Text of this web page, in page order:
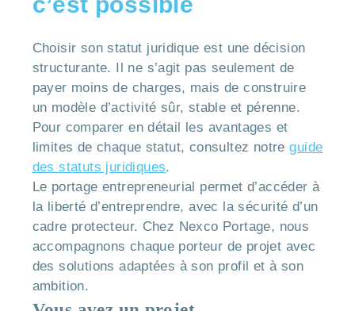
Choisir son statut juridique est une décision
structurante. Il ne s’agit pas seulement de
payer moins de charges, mais de construire
un modèle d’activité sûr, stable et pérenne.
Pour comparer en détail les avantages et
limites de chaque statut, consultez notreguide
des statuts juridiques.
Le portage entrepreneurial permet d’accéder à
la liberté d’entreprendre, avec la sécurité d’un
cadre protecteur. Chez Nexco Portage, nous
accompagnons chaque porteur de projet avec
des solutions adaptées à son profil et à son
ambition.